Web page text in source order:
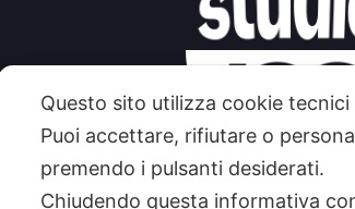
Questo sito utilizza cookie
Puoi accettare, rifiutare o
premendo i pulsanti desiderati.
Chiudendo questa informativa